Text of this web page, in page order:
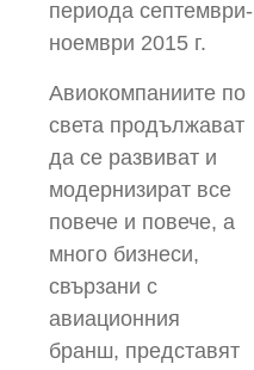
периода септември-
ноември 2015 г.
Авиокомпаниите по
света продължават
да се развиват и
модернизират все
повече и повече, а
много бизнеси,
свързани с
авиационния
бранш, представят